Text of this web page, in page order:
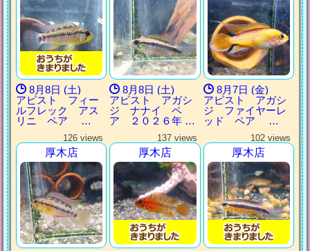
8月8日 (土)
アピスト フィー
ルフレック アス
リニ ペア …
8月8日 (土)
アピスト アガシ
ジ ナナイ ペ
ア ２０２６年 …
8月7日 (金)
アピスト アガシ
ジ ファイヤーレ
ッド ペア …
126 views
厚木店
137 views
厚木店
102 views
厚木店